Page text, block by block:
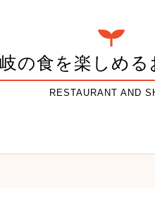
の食を楽しめる
RESTAURANT AND